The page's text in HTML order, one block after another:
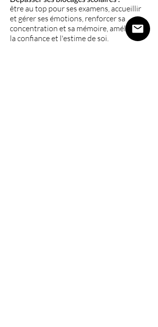
être au top pour ses examens, accueillir
et gérer ses émotions, renforcer sa
concentration et sa mémoire, améliorer
la confiance et l'estime de soi.